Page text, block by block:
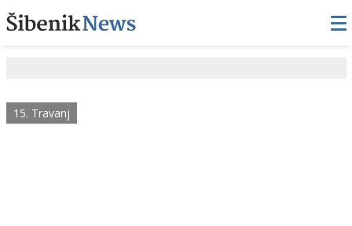
15. Travanj